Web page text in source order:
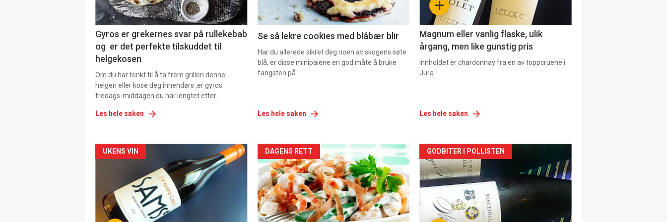
Gyros er grekernes svar på rullekebab
og er det perfekte tilskuddet til
helgekosen
Om du har tenkt til å ta frem grillen denne
helgen eller kose deg innendørs ,er gyros
fredags-middagen du har lengtet etter.
Les hele saken
2
Se så lekre cookies med blåbær blir
Har du allerede sikret deg noen av skogens søte
blå, er disse minipaiene en god måte å bruke
fangsten på.
Les hele saken
+
Magnum eller vanlig flaske, ulik
årgang, men like gunstig pris
Innholdet er chardonnay fra en av toppcruene i
Jura.
Les hele saken
Forsiden
akkurat
nå
-
UKENS VIN
Forsiden
akkurat
nå
-
DAGENS RETT
Forsiden
akkurat
nå
GODBITER I POLLISTEN